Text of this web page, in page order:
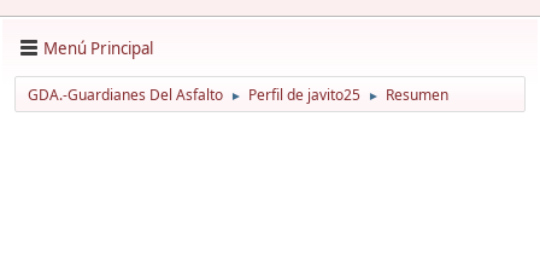
Menú Principal
GDA.-Guardianes Del Asfalto ► Perfil de javito25 ► Resumen